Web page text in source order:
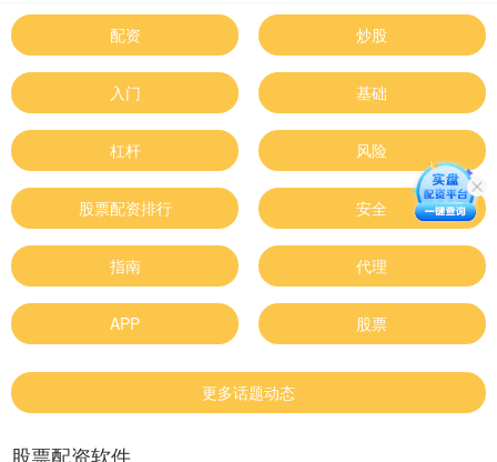
配资 炒股
入门 基础
杠杆 风险
股票配资排行 安全
指南 代理
APP 股票
更多话题动态
股票配资软件